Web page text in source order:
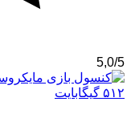
5,0/5